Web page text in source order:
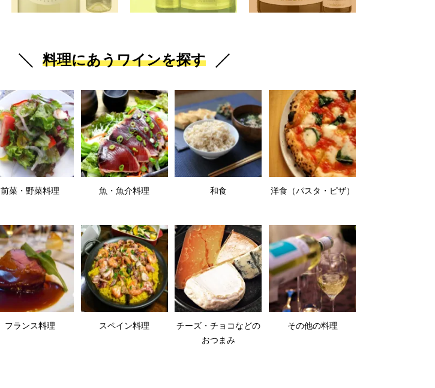
料理にあうワインを探す
前菜・野菜料理 魚・魚介料理 和食 洋食（パスタ・ピザ）
フランス料理 スペイン料理
チーズ・チョコなどの
おつまみ
その他の料理